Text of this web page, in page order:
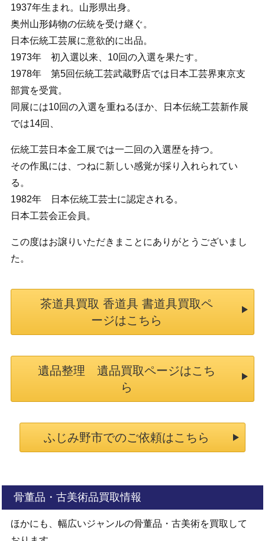
1937年生まれ。山形県出身。
奥州山形鋳物の伝統を受け継ぐ。
日本伝統工芸展に意欲的に出品。
1973年 初入選以来、10回の入選を果たす。
1978年 第5回伝統工芸武蔵野店では日本工芸界東京支
部賞を受賞。
同展には10回の入選を重ねるほか、日本伝統工芸新作展
では14回、
伝統工芸日本金工展では一二回の入選歴を持つ。
その作風には、つねに新しい感覚が採り入れられてい
る。
1982年 日本伝統工芸士に認定される。
日本工芸会正会員。
この度はお譲りいただきまことにありがとうございまし
た。
茶道具買取 香道具 書道具買取ペ
ージはこちら
遺品整理 遺品買取ページはこち
ら
ふじみ野市でのご依頼はこちら
骨董品・古美術品買取情報
ほかにも、幅広いジャンルの骨董品・古美術を買取して